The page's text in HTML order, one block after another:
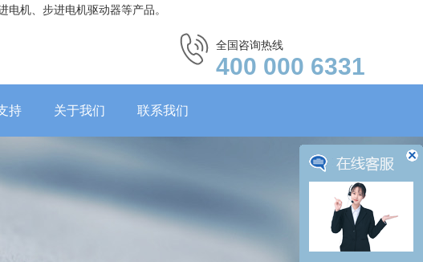
机、步进电机驱动器等产品。
全国咨询热线
400 000 6331
持 关于我们 联系我们